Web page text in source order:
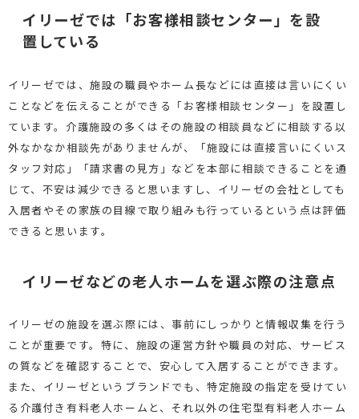
イリーゼでは「お客様相談センター」を設
置している
イリーゼでは、施設の職員やホーム長などには直接は言いにくい
ことなどを伝えることができる「お客様相談センター」を設置し
ています。介護施設の多くはその施設の相談員などに相談する以
外なかなか相談先がありませんが、「施設には直接言いにくいス
タッフ対応」「請求書の見方」などを本部に相談できることを通
じて、不安は減少できると思いますし、イリーゼの会社としても
入居者やその家族の目線で取り組みも行っているという点は評価
できると思います。
イリーゼなどの老人ホームを選ぶ際の注意点
イリーゼの施設を選ぶ際には、事前にしっかりと情報収集を行う
ことが重要です。特に、施設の運営方針や職員の対応、サービス
の質などを確認することで、安心して入居することができます。
また、イリーゼというブランドでも、特定施設の指定を受けてい
る介護付き有料老人ホームと、それ以外の住宅型有料老人ホーム